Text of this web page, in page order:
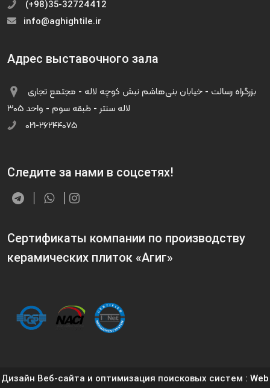
(+98)35-32724412
info@aghightile.ir
Адрес выставочного зала
لاله سنتر - طبقه سوم - واحد ۳۰۵
۰۲۱-۲۶۲۴۴۰۷۵
Следите за нами в соцсетях!
Сертификаты компании по производству
керамических плиток «Агиг»
Дизайн Веб-сайта и оптимизация поисковых систем : Web